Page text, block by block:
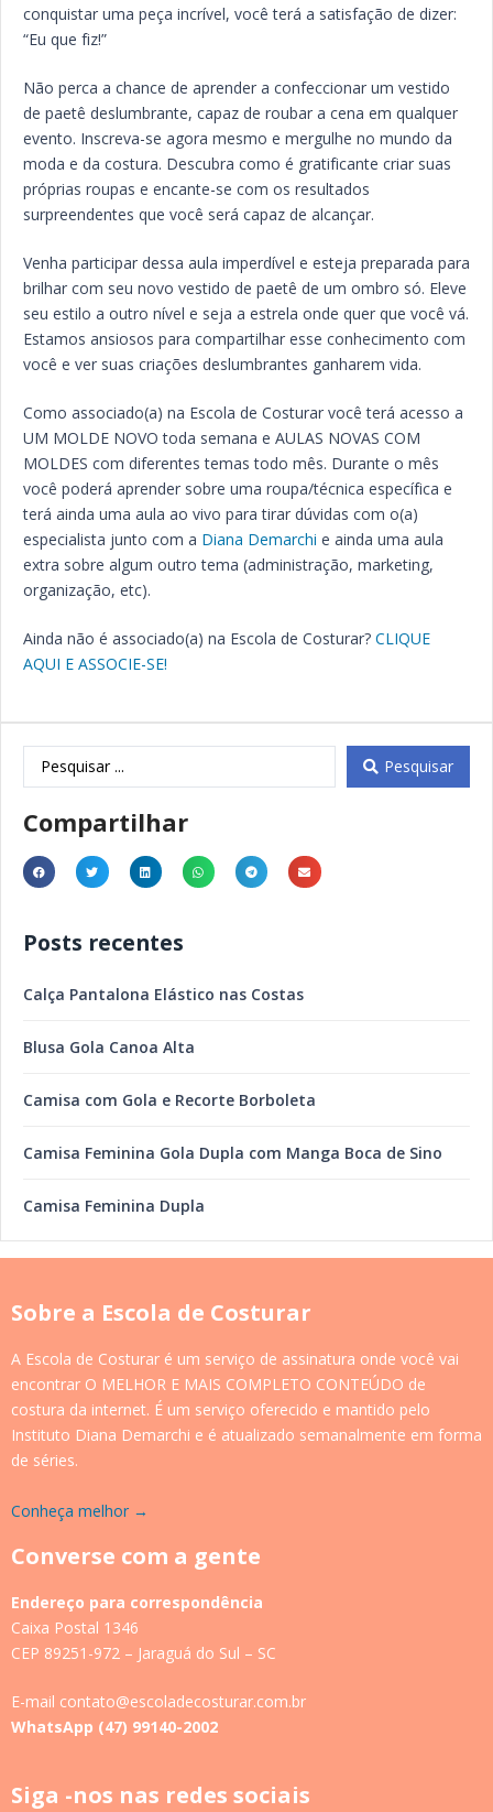
conquistar uma peça incrível, você terá a satisfação de dizer:
“Eu que fiz!”
Não perca a chance de aprender a confeccionar um vestido
de paetê deslumbrante, capaz de roubar a cena em qualquer
evento. Inscreva-se agora mesmo e mergulhe no mundo da
moda e da costura. Descubra como é gratificante criar suas
próprias roupas e encante-se com os resultados
surpreendentes que você será capaz de alcançar.
Venha participar dessa aula imperdível e esteja preparada para
brilhar com seu novo vestido de paetê de um ombro só. Eleve
seu estilo a outro nível e seja a estrela onde quer que você vá.
Estamos ansiosos para compartilhar esse conhecimento com
você e ver suas criações deslumbrantes ganharem vida.
Como associado(a) na Escola de Costurar você terá acesso a
UM MOLDE NOVO toda semana e AULAS NOVAS COM
MOLDES com diferentes temas todo mês. Durante o mês
você poderá aprender sobre uma roupa/técnica específica e
terá ainda uma aula ao vivo para tirar dúvidas com o(a)
especialista junto com a Diana Demarchi e ainda uma aula
extra sobre algum outro tema (administração, marketing,
organização, etc).
Ainda não é associado(a) na Escola de Costurar? CLIQUE
AQUI E ASSOCIE-SE!
Pesquisar
Compartilhar
Posts recentes
Calça Pantalona Elástico nas Costas
Blusa Gola Canoa Alta
Camisa com Gola e Recorte Borboleta
Camisa Feminina Gola Dupla com Manga Boca de Sino
Camisa Feminina Dupla
Sobre a Escola de Costurar
A Escola de Costurar é um serviço de assinatura onde você vai
encontrar O MELHOR E MAIS COMPLETO CONTEÚDO de
costura da internet. É um serviço oferecido e mantido pelo
Instituto Diana Demarchi e é atualizado semanalmente em forma
de séries.
Conheça melhor →
Converse com a gente
Endereço para correspondência
Caixa Postal 1346
CEP 89251-972 – Jaraguá do Sul – SC
E-mail contato@escoladecosturar.com.br
WhatsApp (47) 99140-2002
Siga -nos nas redes sociais